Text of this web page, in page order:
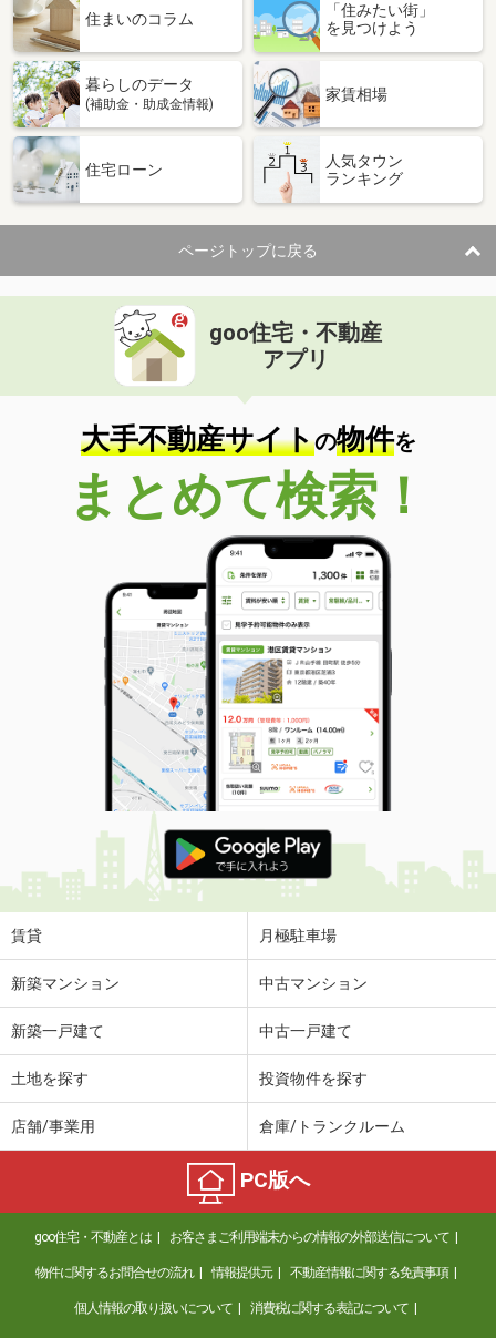
住まいのコラム
「住みたい街」
を見つけよう
暮らしのデータ
(補助金・助成金情報)
家賃相場
住宅ローン
人気タウン
ランキング
ページトップに戻る
goo住宅・不動産
アプリ
大手不動産サイトの物件を
まとめて検索！
賃貸 月極駐車場
新築マンション 中古マンション
新築一戸建て 中古一戸建て
土地を探す 投資物件を探す
店舗/事業用 倉庫/トランクルーム
PC版へ
goo住宅・不動産とは お客さまご利用端末からの情報の外部送信について
物件に関するお問合せの流れ 情報提供元 不動産情報に関する免責事項
個人情報の取り扱いについて 消費税に関する表記について